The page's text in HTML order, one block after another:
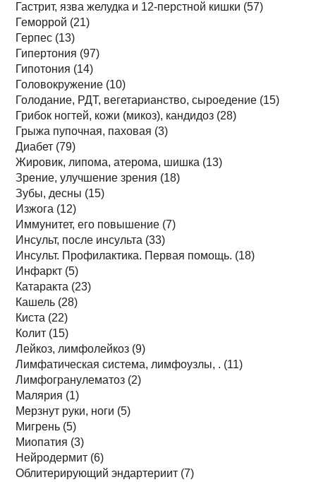
Гастрит, язва желудка и 12-перстной кишки (57)
Геморрой (21)
Герпес (13)
Гипертония (97)
Гипотония (14)
Головокружение (10)
Голодание, РДТ, вегетарианство, сыроедение (15)
Грибок ногтей, кожи (микоз), кандидоз (28)
Грыжа пупочная, паховая (3)
Диабет (79)
Жировик, липома, атерома, шишка (13)
Зрение, улучшение зрения (18)
Зубы, десны (15)
Изжога (12)
Иммунитет, его повышение (7)
Инсульт, после инсульта (33)
Инсульт. Профилактика. Первая помощь. (18)
Инфаркт (5)
Катаракта (23)
Кашель (28)
Киста (22)
Колит (15)
Лейкоз, лимфолейкоз (9)
Лимфатическая система, лимфоузлы, . (11)
Лимфогранулематоз (2)
Малярия (1)
Мерзнут руки, ноги (5)
Мигрень (5)
Миопатия (3)
Нейродермит (6)
Облитерирующий эндартериит (7)